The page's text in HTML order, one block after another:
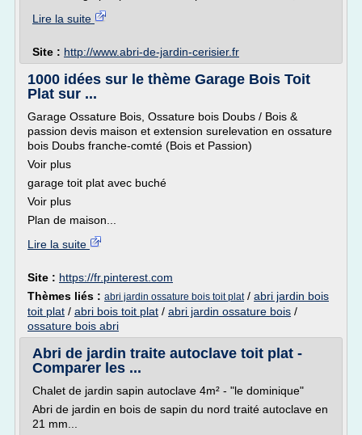
Lire la suite
Site : http://www.abri-de-jardin-cerisier.fr
1000 idées sur le thème Garage Bois Toit
Plat sur ...
Garage Ossature Bois, Ossature bois Doubs / Bois &
passion devis maison et extension surelevation en ossature
bois Doubs franche-comté (Bois et Passion)
Voir plus
garage toit plat avec buché
Voir plus
Plan de maison...
Lire la suite
Site : https://fr.pinterest.com
Thèmes liés : abri jardin ossature bois toit plat/ abri jardin bois
toit plat / abri bois toit plat / abri jardin ossature bois /
ossature bois abri
Abri de jardin traite autoclave toit plat -
Comparer les ...
Chalet de jardin sapin autoclave 4m² - "le dominique"
Abri de jardin en bois de sapin du nord traité autoclave en
21 mm...